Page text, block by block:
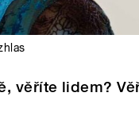
věříte lidem?